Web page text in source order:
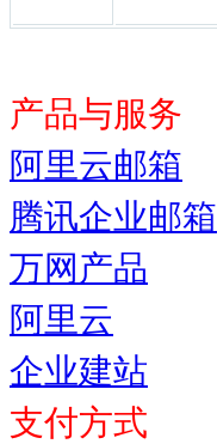
产品与服务
阿里云邮箱
腾讯企业邮箱
万网产品
阿里云
企业建站
支付方式